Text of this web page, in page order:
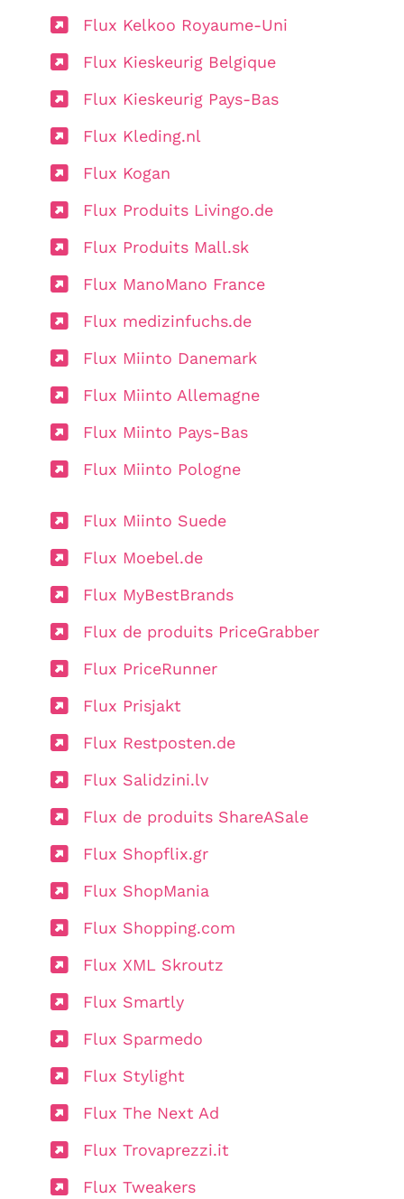
Flux Kelkoo Royaume-Uni
Flux Kieskeurig Belgique
Flux Kieskeurig Pays-Bas
Flux Kleding.nl
Flux Kogan
Flux Produits Livingo.de
Flux Produits Mall.sk
Flux ManoMano France
Flux medizinfuchs.de
Flux Miinto Danemark
Flux Miinto Allemagne
Flux Miinto Pays-Bas
Flux Miinto Pologne
Flux Miinto Suede
Flux Moebel.de
Flux MyBestBrands
Flux de produits PriceGrabber
Flux PriceRunner
Flux Prisjakt
Flux Restposten.de
Flux Salidzini.lv
Flux de produits ShareASale
Flux Shopflix.gr
Flux ShopMania
Flux Shopping.com
Flux XML Skroutz
Flux Smartly
Flux Sparmedo
Flux Stylight
Flux The Next Ad
Flux Trovaprezzi.it
Flux Tweakers